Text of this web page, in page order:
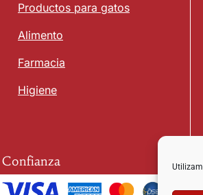
Productos para gatos
Alimento
Farmacia
Higiene